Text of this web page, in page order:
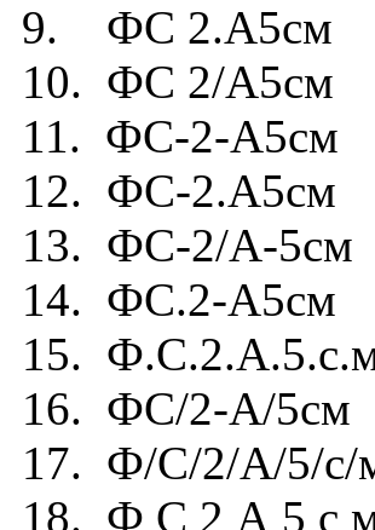
9. ФС 2.А5см
10. ФС 2/А5см
11. ФС-2-А5см
12. ФС-2.А5см
13. ФС-2/А-5см
14. ФС.2-А5см
15.
16. ФС/2-А/5см
17. Ф/С/2/А/5/с/
18. Ф С 2 А 5 с